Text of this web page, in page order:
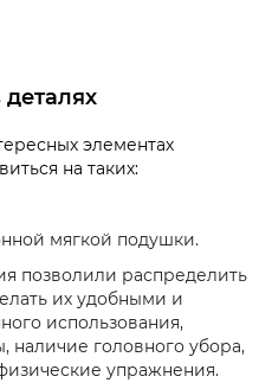
элементах
на таких:
мягкой подушки.
позволили распределить
их удобными и
использования,
наличие головного убора,
упражнения.